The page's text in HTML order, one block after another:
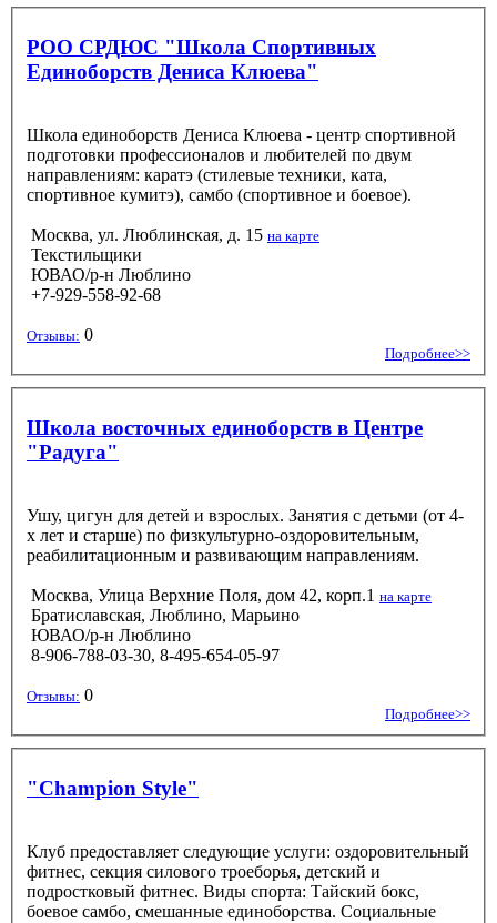
РОО СРДЮС "Школа Спортивных
Единоборств Дениса Клюева"
Школа единоборств Дениса Клюева - центр спортивной
подготовки профессионалов и любителей по двум
направлениям: каратэ (стилевые техники, ката,
спортивное кумитэ), самбо (спортивное и боевое).
Москва, ул. Люблинская, д. 15 на карте
Текстильщики
ЮВАО/р-н Люблино
+7-929-558-92-68
Отзывы: 0
Подробнее>>
Школа восточных единоборств в Центре
"Радуга"
Ушу, цигун для детей и взрослых. Занятия с детьми (от 4-
х лет и старше) по физкультурно-оздоровительным,
реабилитационным и развивающим направлениям.
Москва, Улица Верхние Поля, дом 42, корп.1 на карте
Братиславская, Люблино, Марьино
ЮВАО/р-н Люблино
8-906-788-03-30, 8-495-654-05-97
Отзывы: 0
Подробнее>>
"Champion Style"
Клуб предоставляет следующие услуги: оздоровительный
фитнес, секция силового троеборья, детский и
подростковый фитнес. Виды спорта: Тайский бокс,
боевое самбо, смешанные единоборства. Социальные